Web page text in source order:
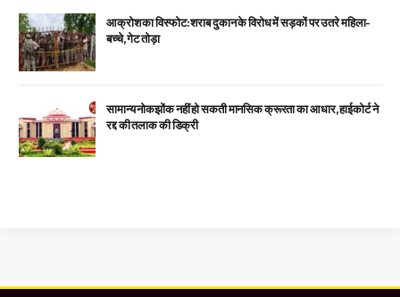
आक्रोश का विस्फोट: शराब दुकान के विरोध में सड़कों पर उतरे महिला-
बच्चे, गेट तोड़ा
सामान्य नोकझोंक नहीं हो सकती मानसिक क्रूरता का आधार, हाईकोर्ट ने
रद्द की तलाक की डिक्री